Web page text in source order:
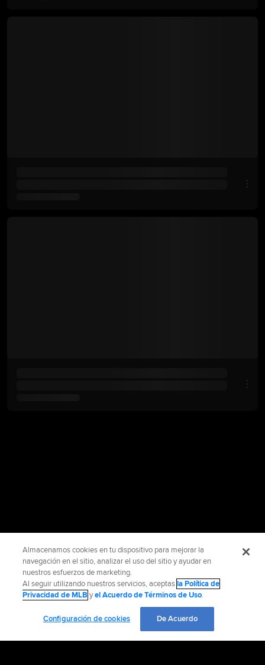
Almacenamos cookies en tu dispositivo para mejorar la
navegación en el sitio, analizar el uso del sitio y ayudar en
nuestros esfuerzos de marketing.
Al seguir utilizando nuestros servicios, aceptasla Política de
Privacidad de MLB yel Acuerdo de Términos de Uso.
Configuración de cookies De Acuerdo